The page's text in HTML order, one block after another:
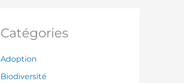
Catégories
Adoption
Biodiversité